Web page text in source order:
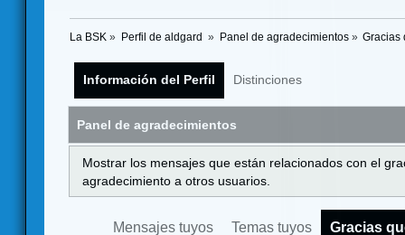
La BSK » Perfil de aldgard » Panel de agradecimientos» Gracias
Información del Perfil Distinciones
Panel de agradecimientos
Mostrar los mensajes que están relacionados con el
agradecimiento a otros usuarios.
Mensajes tuyos Temas tuyos Gracias